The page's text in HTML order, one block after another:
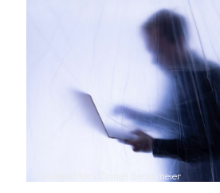
©AdobeStock Daniel Beckemeier